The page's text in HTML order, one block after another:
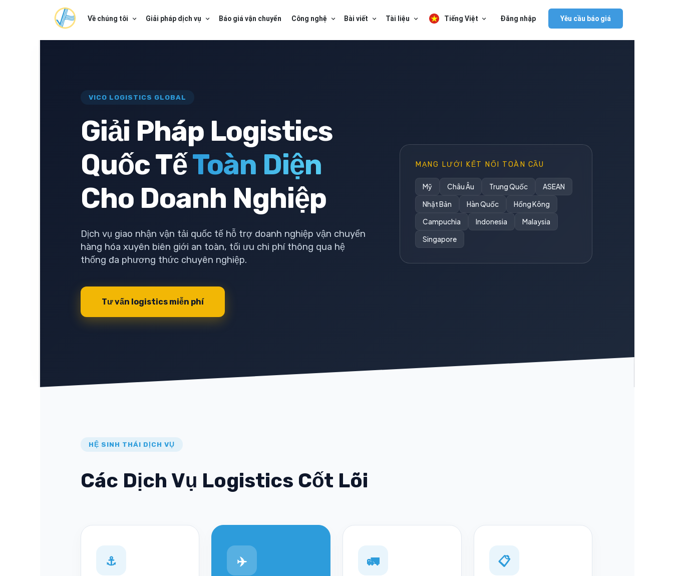
Về chúng tôi Giải pháp dịch vụ Báo giá vận chuyển Công nghệ Bài viết Tài liệu Tiếng Việt Đăng nhập Yêu cầu báo giá